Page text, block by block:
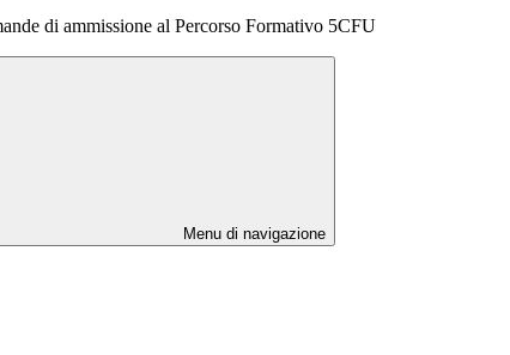
di ammissione al Percorso Formativo 5CFU
Menu di navigazione